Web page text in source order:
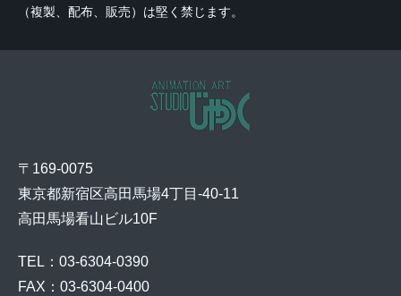
〒169-0075
東京都新宿区高田馬場4丁目-40-11
高田馬場看山ビル10F
TEL：03-6304-0390
FAX：03-6304-0400
（複製、配布、販売）は堅く禁じます。